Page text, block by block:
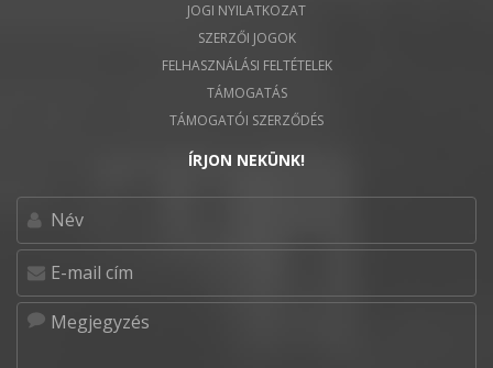
JOGI NYILATKOZAT
SZERZŐI JOGOK
FELHASZNÁLÁSI FELTÉTELEK
TÁMOGATÁS
TÁMOGATÓI SZERZŐDÉS
ÍRJON NEKÜNK!